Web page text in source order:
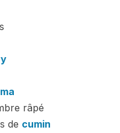
râpé
de cumin